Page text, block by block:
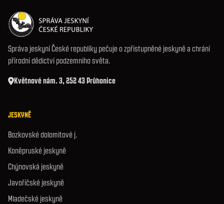
Správa jeskyní České republiky pečuje o zpřístupněné jeskyně a chrání
přírodní dědictví podzemního světa.
Květnové nám. 3, 252 43 Průhonice
JESKYNĚ
Bozkovské dolomitové j.
Koněpruské jeskyně
Chýnovská jeskyně
Javoříčské jeskyně
Mladečské jeskyně